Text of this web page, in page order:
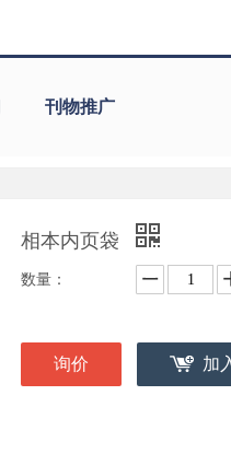
刊物推广
相本内页袋
数量：
询价 加